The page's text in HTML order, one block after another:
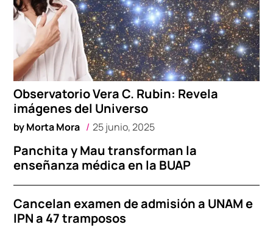
Observatorio Vera C. Rubin: Revela
imágenes del Universo
byMorta Mora 25 junio, 2025
Panchita y Mau transforman la
enseñanza médica en la BUAP
Cancelan examen de admisión a UNAM e
IPN a 47 tramposos